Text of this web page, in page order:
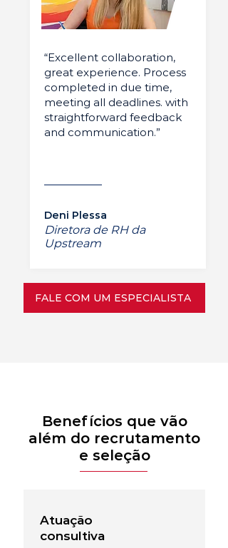
“Excellent collaboration,
great experience. Process
completed in due time,
meeting all deadlines. with
straightforward feedback
and communication.”
Deni Plessa
Diretora de RH da
Upstream
FALE COM UM ESPECIALISTA
Benefícios que vão
além do recrutamento
e seleção
Atuação
consultiva